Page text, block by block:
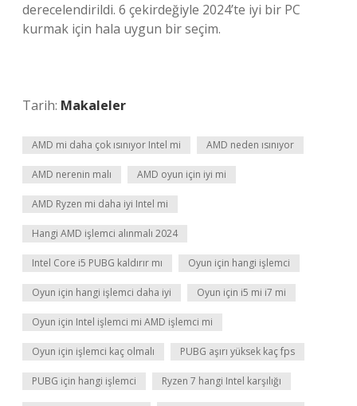
derecelendirildi. 6 çekirdeğiyle 2024’te iyi bir PC
kurmak için hala uygun bir seçim.
Tarih: Makaleler
AMD mi daha çok ısınıyor Intel mi AMD neden ısınıyor
AMD nerenin malı AMD oyun için iyi mi
AMD Ryzen mi daha iyi Intel mi
Hangi AMD işlemci alınmalı 2024
Intel Core i5 PUBG kaldırır mı Oyun için hangi işlemci
Oyun için hangi işlemci daha iyi Oyun için i5 mi i7 mi
Oyun için Intel işlemci mi AMD işlemci mi
Oyun için işlemci kaç olmalı PUBG aşırı yüksek kaç fps
PUBG için hangi işlemci Ryzen 7 hangi Intel karşılığı